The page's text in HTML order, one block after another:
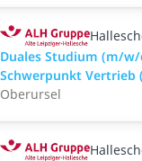
Duales Studium (m/w/
Schwerpunkt Vertrieb
Oberursel